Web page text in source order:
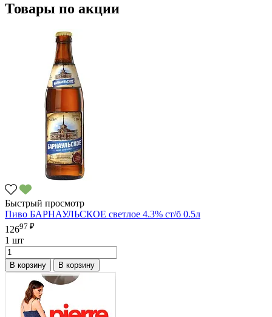
Товары по акции
Быстрый просмотр
Пиво БАРНАУЛЬСКОЕ светлое 4.3% ст/б 0.5л
12697 ₽
1 шт
В корзину В корзину